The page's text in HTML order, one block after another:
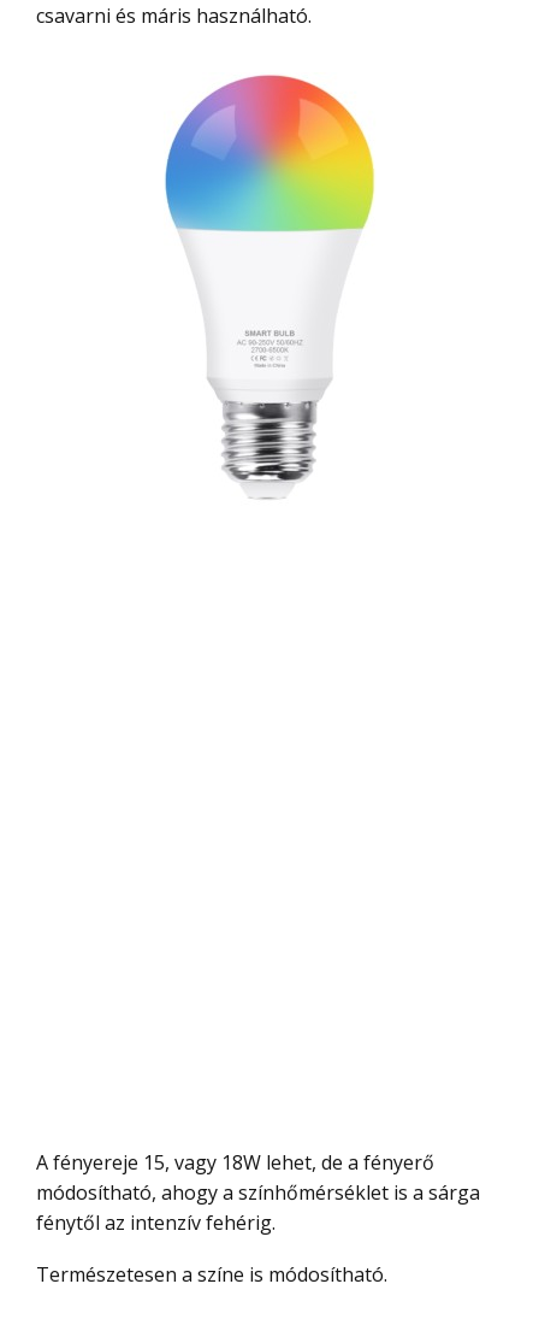
csavarni és máris használható.
A fényereje 15, vagy 18W lehet, de a fényerő
módosítható, ahogy a színhőmérséklet is a sárga
fénytől az intenzív fehérig.
Természetesen a színe is módosítható.